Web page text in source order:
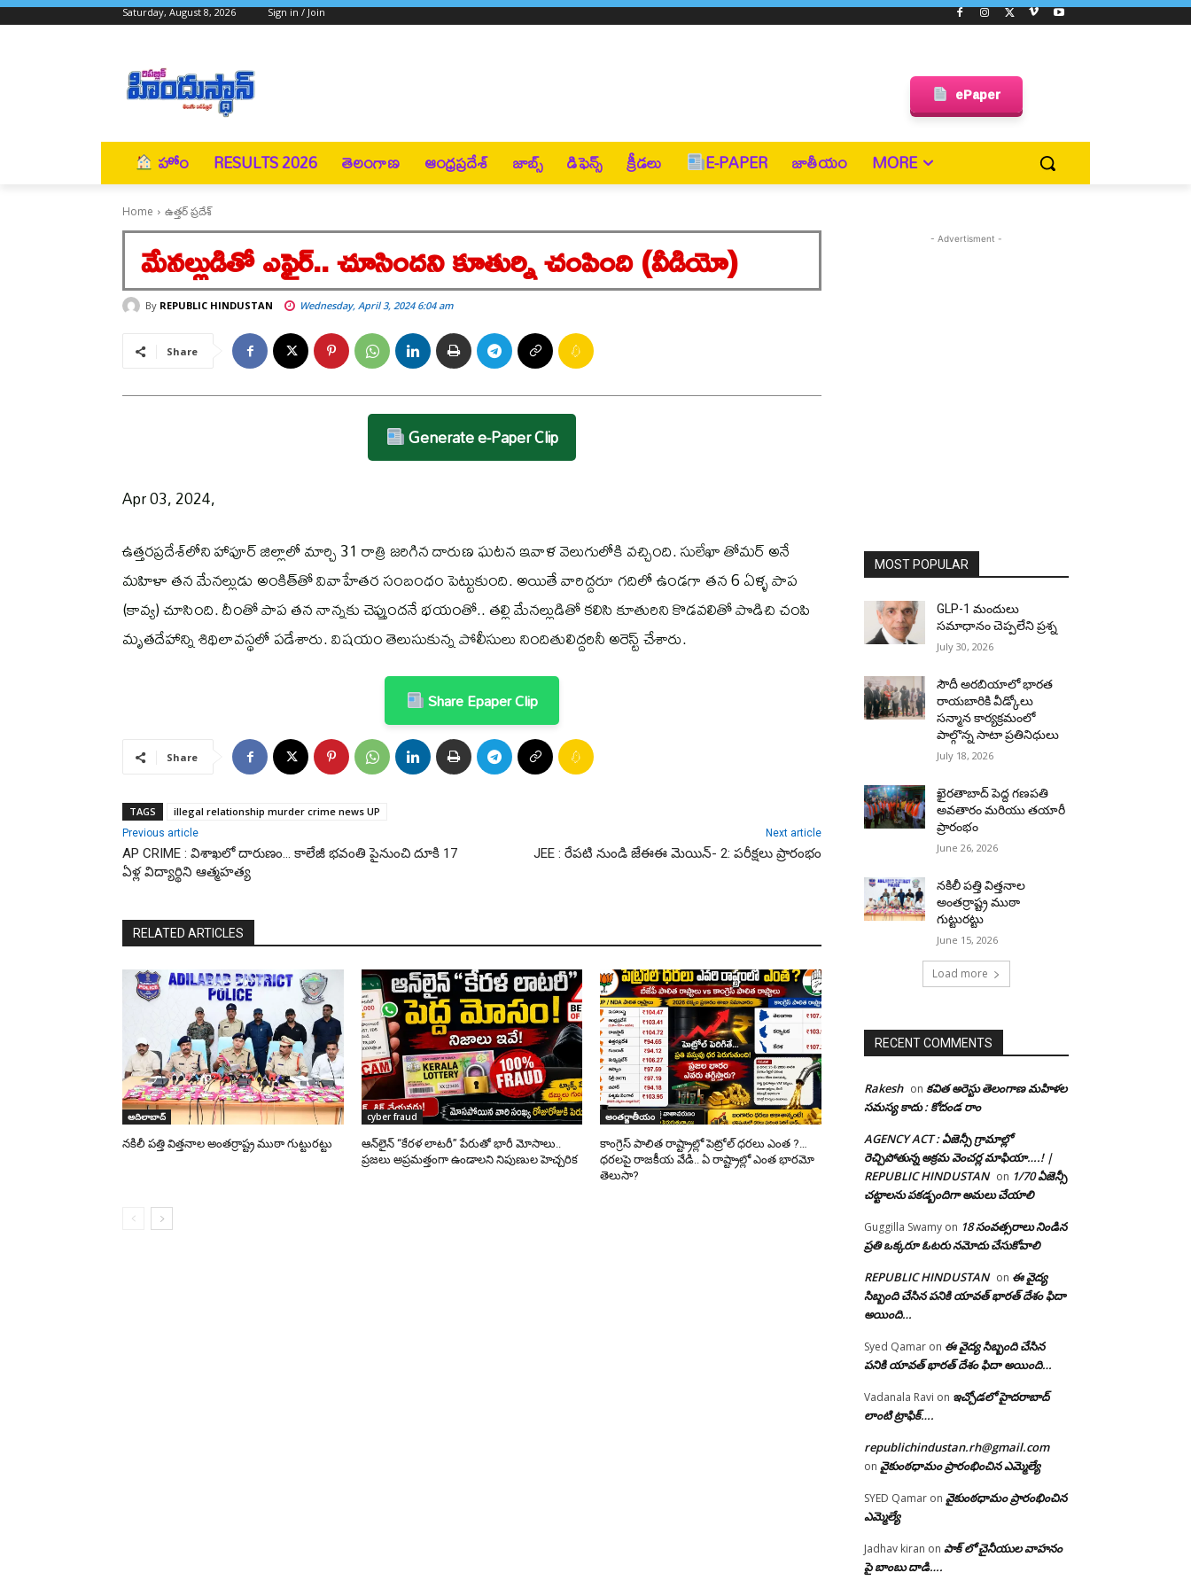
Saturday, August 8, 2026 Sign in / Join
ePaper
హోం RESULTS 2026 తెలంగాణ ఆంధ్రప్రదేశ్ జాబ్స్ డిఫెన్స్ క్రీడలు E-PAPER జాతీయం MORE
Home ఉత్తర్ ప్రదేశ్
మేనల్లుడితో ఎఫైర్.. చూసిందని కూతుర్ని చంపింది (వీడియో)
By REPUBLIC HINDUSTAN Wednesday, April 3, 2024 6:04 am
Share
Generate e-Paper Clip
Apr 03, 2024,
ఉత్తరప్రదేశ్‌లోని హాపూర్ జిల్లాలో మార్చి 31 రాత్రి జరిగిన దారుణ ఘటన ఇవాళ వెలుగులోకి వచ్చింది. సులేఖా తోమర్ అనే
మహిళా తన మేనల్లుడు అంకిత్‌తో వివాహేతర సంబంధం పెట్టుకుంది. అయితే వారిద్దరూ గదిలో ఉండగా తన 6 ఏళ్ళ పాప
(కావ్య) చూసింది. దీంతో పాప తన నాన్నకు చెప్తుందనే భయంతో.. తల్లి మేనల్లుడితో కలిసి కూతురిని కొడవలితో పొడిచి చంపి
మృతదేహాన్ని శిథిలావస్థలో పడేశారు. విషయం తెలుసుకున్న పోలీసులు నిందితులిద్దరినీ అరెస్ట్ చేశారు.
Share Epaper Clip
Share
TAGS illegal relationship murder crime news UP
Previous article
AP CRIME : విశాఖలో దారుణం… కాలేజీ భవంతి పైనుంచి దూకి 17
ఏళ్ల విద్యార్థిని ఆత్మహత్య
Next article
JEE : రేపటి నుండి జేఈఈ మెయిన్- 2: పరీక్షలు ప్రారంభం
RELATED ARTICLES
ఆదిలాబాద్
నకిలీ పత్తి విత్తనాల అంతర్రాష్ట్ర ముఠా గుట్టురట్టు
cyber fraud
ఆన్‌లైన్ “కేరళ లాటరీ” పేరుతో భారీ మోసాలు..
ప్రజలు అప్రమత్తంగా ఉండాలని నిపుణుల హెచ్చరిక
అంతర్జాతీయం
కాంగ్రెస్ పాలిత రాష్ట్రాల్లో పెట్రోల్ ధరలు ఎంత ?…
ధరలపై రాజకీయ వేడి.. ఏ రాష్ట్రాల్లో ఎంత భారమో
తెలుసా?
- Advertisment -
MOST POPULAR
GLP-1 మందులు
సమాధానం చెప్పలేని ప్రశ్న
July 30, 2026
సౌదీ అరబియాలో భారత
రాయబారికి వీడ్కోలు
సన్మాన కార్యక్రమంలో
పాల్గొన్న సాటా ప్రతినిధులు
July 18, 2026
ఖైరతాబాద్ పెద్ద గణపతి
అవతారం మరియు తయారీ
ప్రారంభం
June 26, 2026
నకిలీ పత్తి విత్తనాల
అంతర్రాష్ట్ర ముఠా
గుట్టురట్టు
June 15, 2026
Load more
RECENT COMMENTS
Rakesh on కవిత అరెస్టు తెలంగాణ మహిళల
సమస్య కాదు : కోదండ రాం
AGENCY ACT : ఏజెన్సీ గ్రామాల్లో
రెచ్చిపోతున్న అక్రమ వెంచర్ల మాఫియా….! |
REPUBLIC HINDUSTAN on 1/70 ఏజెన్సీ
చట్టాలను పకడ్బందిగా అమలు చేయాలి
Guggilla Swamy on 18 సంవత్సరాలు నిండిన
ప్రతి ఒక్కరూ ఓటరు నమోదు చేసుకోవాలి
REPUBLIC HINDUSTAN on ఈ వైద్య
సిబ్బంది చేసిన పనికి యావత్ భారత్ దేశం ఫిదా
అయింది…
Syed Qamar on ఈ వైద్య సిబ్బంది చేసిన
పనికి యావత్ భారత్ దేశం ఫిదా అయింది…
Vadanala Ravi on ఇచ్చోడలో హైదరాబాద్
లాంటి ట్రాఫిక్….
republichindustan.rh@gmail.com
on వైకుంఠధామం ప్రారంభించిన ఎమ్మెల్యే
SYED Qamar on వైకుంఠధామం ప్రారంభించిన
ఎమ్మెల్యే
Jadhav kiran on పాక్ లో చైనీయుల వాహనం
పై బాంబు దాడి….